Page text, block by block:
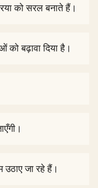
को सरल बनाते हैं।
को बढ़ावा दिया है।
जा रहे हैं।